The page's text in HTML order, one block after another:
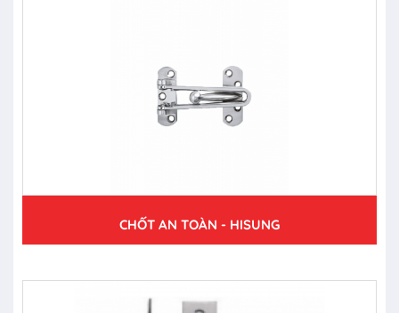
CHỐT AN TOÀN - HISUNG